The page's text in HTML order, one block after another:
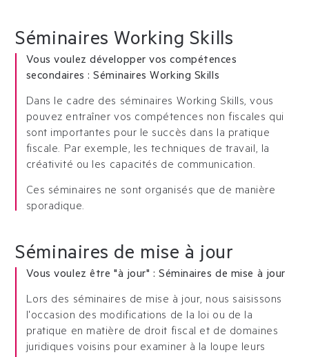
Séminaires Working Skills
Vous voulez développer vos compétences
secondaires : Séminaires Working Skills
Dans le cadre des séminaires Working Skills, vous
pouvez entraîner vos compétences non fiscales qui
sont importantes pour le succès dans la pratique
fiscale. Par exemple, les techniques de travail, la
créativité ou les capacités de communication.
Ces séminaires ne sont organisés que de manière
sporadique.
Séminaires de mise à jour
Vous voulez être "à jour" : Séminaires de mise à jour
Lors des séminaires de mise à jour, nous saisissons
l'occasion des modifications de la loi ou de la
pratique en matière de droit fiscal et de domaines
juridiques voisins pour examiner à la loupe leurs